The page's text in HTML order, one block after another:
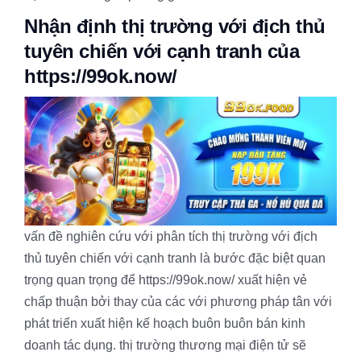
Nhận định thị trường với địch thủ
tuyên chiến với cạnh tranh của
https://99ok.now/
vấn đề nghiên cứu với phân tích thị trường với địch
thủ tuyên chiến với cạnh tranh là bước đặc biệt quan
trọng quan trọng để https://99ok.now/ xuất hiện vẻ
chấp thuận bởi thay của các với phương pháp tân với
phát triển xuất hiện kế hoạch buôn buôn bán kinh
doanh tác dụng. thị trường thương mại điện tử sẽ